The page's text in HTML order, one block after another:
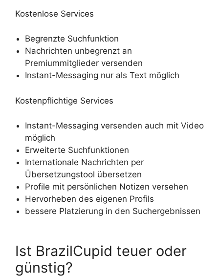
Kostenlose Services
Begrenzte Suchfunktion
Nachrichten unbegrenzt an
Premiummitglieder versenden
Instant-Messaging nur als Text möglich
Kostenpflichtige Services
Instant-Messaging versenden auch mit Video
möglich
Erweiterte Suchfunktionen
Internationale Nachrichten per
Übersetzungstool übersetzen
Profile mit persönlichen Notizen versehen
Hervorheben des eigenen Profils
bessere Platzierung in den Suchergebnissen
Ist BrazilCupid teuer oder
günstig?